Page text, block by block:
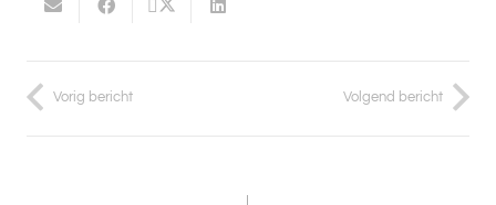
Vorig bericht Volgend bericht